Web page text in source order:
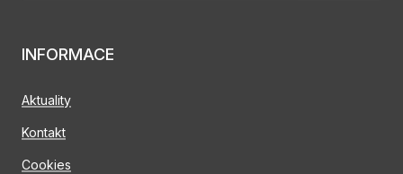
INFORMACE
Aktuality
Kontakt
Cookies